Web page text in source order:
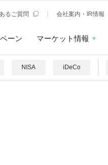
るご質問 会社案内・IR情報
ーン マーケット情報
NISA iDeCo